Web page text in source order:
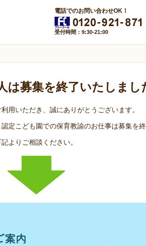
電話でのお問い合わせOK！
受付時間：9:30-21:00
は募集を終了いたしまし
用いただき、誠にありがとうございます。
定こども園での保育教諭のお仕事は募集を
よりご相談ください。